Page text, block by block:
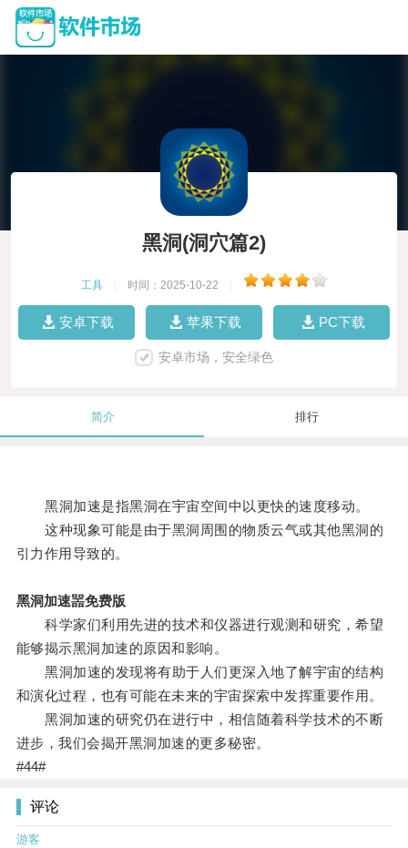
黑洞(洞穴篇2)
工具 时间：2025-10-22
安卓下载 苹果下载 PC下载
安卓市场，安全绿色
简介 排行
黑洞加速是指黑洞在宇宙空间中以更快的速度移动。
这种现象可能是由于黑洞周围的物质云气或其他黑洞的
引力作用导致的。
黑洞加速噐免费版
科学家们利用先进的技术和仪器进行观测和研究，希望
能够揭示黑洞加速的原因和影响。
黑洞加速的发现将有助于人们更深入地了解宇宙的结构
和演化过程，也有可能在未来的宇宙探索中发挥重要作用。
黑洞加速的研究仍在进行中，相信随着科学技术的不断
进步，我们会揭开黑洞加速的更多秘密。
#44#
评论
游客